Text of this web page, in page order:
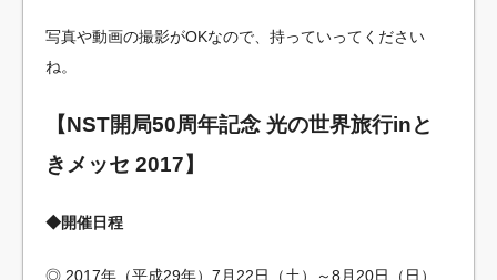
写真や動画の撮影がOKなので、持っていってください
ね。
【NST開局50周年記念 光の世界旅行inと
きメッセ 2017】
◆開催日程
◎ 2017年（平成29年）7月22日（土）～8月20日（日）